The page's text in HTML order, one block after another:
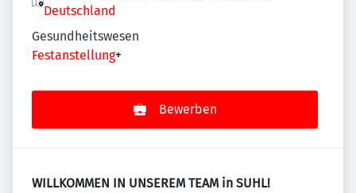
Deutschland
Gesundheitswesen
Festanstellung+
Bewerben
WILLKOMMEN IN UNSEREM TEAM in SUHL!